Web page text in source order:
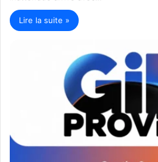
Lire la suite »